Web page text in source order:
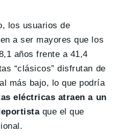
los usuarios de
a ser mayores que los
años frente a 41,4
“clásicos” disfrutan de
más bajo, lo que podría
eléctricas atraen a un
que el que